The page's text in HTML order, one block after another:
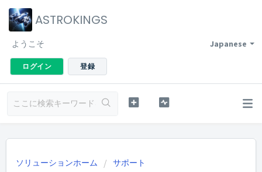
ASTROKINGS
Japanese
ようこそ
ログイン 登録
ソリューションホーム サポート